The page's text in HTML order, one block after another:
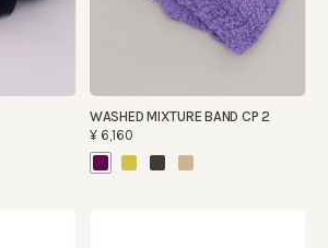
WASHED MIXTURE BAND CP 2
¥6,160